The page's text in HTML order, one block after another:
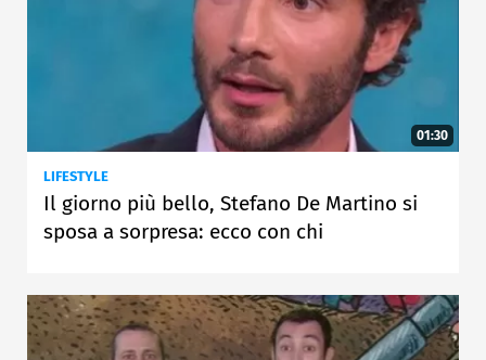
01:30
LIFESTYLE
Il giorno più bello, Stefano De Martino si
sposa a sorpresa: ecco con chi